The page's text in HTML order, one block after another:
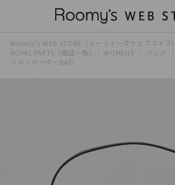
Roomy’s WEB STORE（ルーミィーズウェブストア）
ROYAL PARTY（商品一覧)
WOMENS バッグ
リボンホーボーBAG